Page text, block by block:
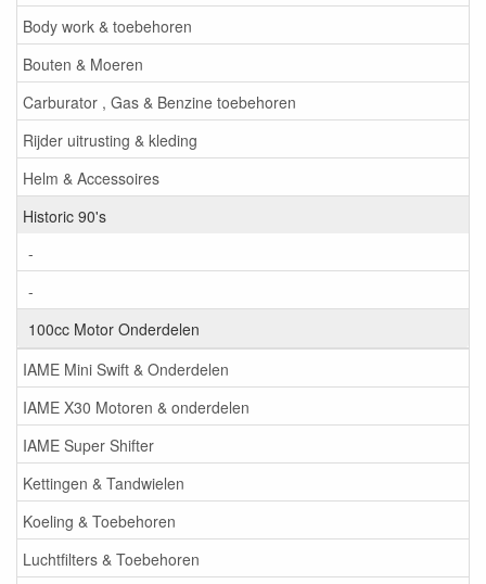
Body work & toebehoren
Bouten & Moeren
Carburator , Gas & Benzine toebehoren
Rijder uitrusting & kleding
Helm & Accessoires
Historic 90's
-
-
100cc Motor Onderdelen
IAME Mini Swift & Onderdelen
IAME X30 Motoren & onderdelen
IAME Super Shifter
Kettingen & Tandwielen
Koeling & Toebehoren
Luchtfilters & Toebehoren